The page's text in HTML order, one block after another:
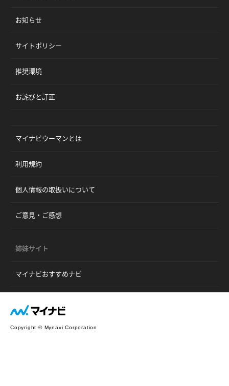
お知らせ
サイトポリシー
推奨環境
お詫びと訂正
マイナビウーマンとは
利用規約
個人情報の取扱いについて
ご意見・ご感想
姉妹サイト
マイナビおすすめナビ
Copyright © Mynavi Corporation